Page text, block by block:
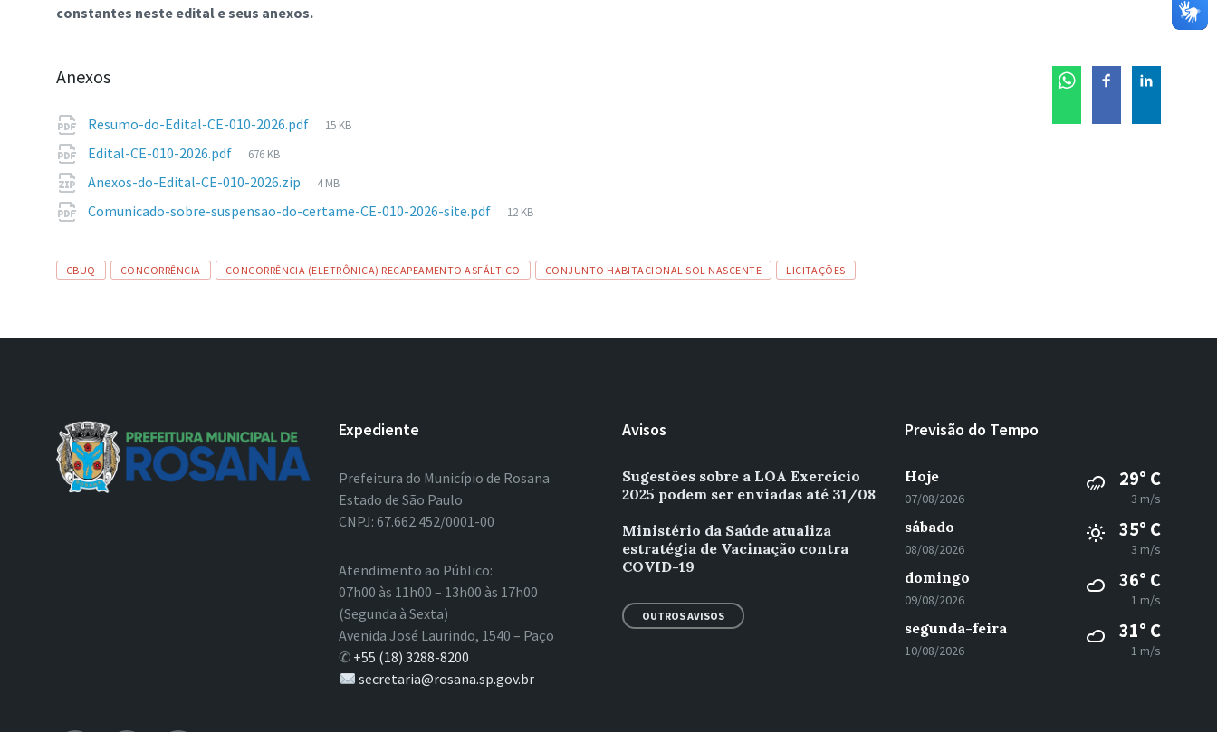
constantes neste edital e seus anexos.
Anexos
Resumo-do-Edital-CE-010-2026.pdf
Tamanho
15 KB
Edital-CE-010-2026.pdf
Tamanho
arquivo:
676 KB
Anexos-do-Edital-CE-010-2026.zip
Tamanho
arquivo:
4 MB
Comunicado-sobre-suspensao-do-certame-CE-010-2026-site.pdf
Tamanho
12 KB
Tags
CBUQ CONCORRÊNCIA CONCORRÊNCIA (ELETRÔNICA) RECAPEAMENTO ASFÁLTICO CONJUNTO HABITACIONAL SOL NASCENTE LICITAÇÕES
Expediente
Prefeitura do Município de Rosana
Estado de São Paulo
CNPJ: 67.662.452/0001-00
Atendimento ao Público:
07h00 às 11h00 – 13h00 às 17h00
(Segunda à Sexta)
Avenida José Laurindo, 1540 – Paço
✆ +55 (18) 3288-8200
secretaria@rosana.sp.gov.br
Avisos
Sugestões sobre a LOA Exercício
2025 podem ser enviadas até 31/08
Ministério da Saúde atualiza
estratégia de Vacinação contra
COVID-19
OUTROS AVISOS
Previsão do Tempo
Hoje
07/08/2026
29° C
3 m/s
sábado
08/08/2026
35° C
3 m/s
domingo
09/08/2026
36° C
1 m/s
segunda-feira
10/08/2026
31° C
1 m/s